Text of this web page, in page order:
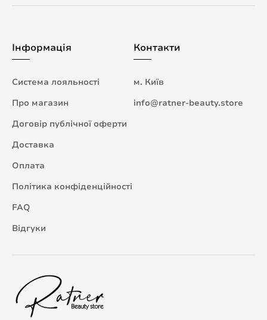
Інформація
Система лояльності
Про магазин
Договір публічної оферти
Доставка
Оплата
Політика конфіденційності
FAQ
Відгуки
Контакти
м. Київ
info@ratner-beauty.store